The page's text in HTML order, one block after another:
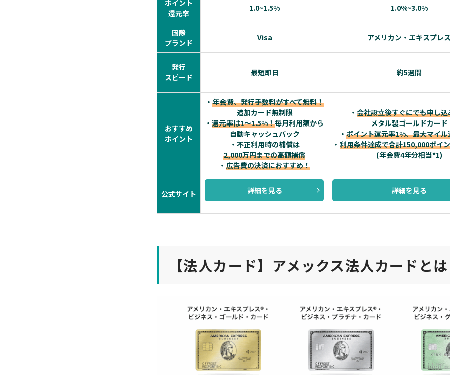
ポイント
還元率
1.0~1.5% 1.0%~3.0%
国際
ブランド
Visa アメリカン・エキスプレス
発行
スピード
最短即日 約5週間
おすすめ
ポイント
・ 年会費、発行手数料がすべて無料！
追加カード無制限
・ 還元率は1～1.5%！毎月利用額から
自動キャッシュバック
・不正利用時の補償は
2,000万円までの高額補償
・ 広告費の決済におすすめ！
・ 会社設立後すぐにでも申し込
メタル製ゴールドカード
・ ポイント還元率1%、最大マイ
・ 利用条件達成で合計150,000ポイ
(年会費4年分相当*1)
公式サイト 詳細を見る 詳細を見る
【法人カード】アメックス法人カードとは